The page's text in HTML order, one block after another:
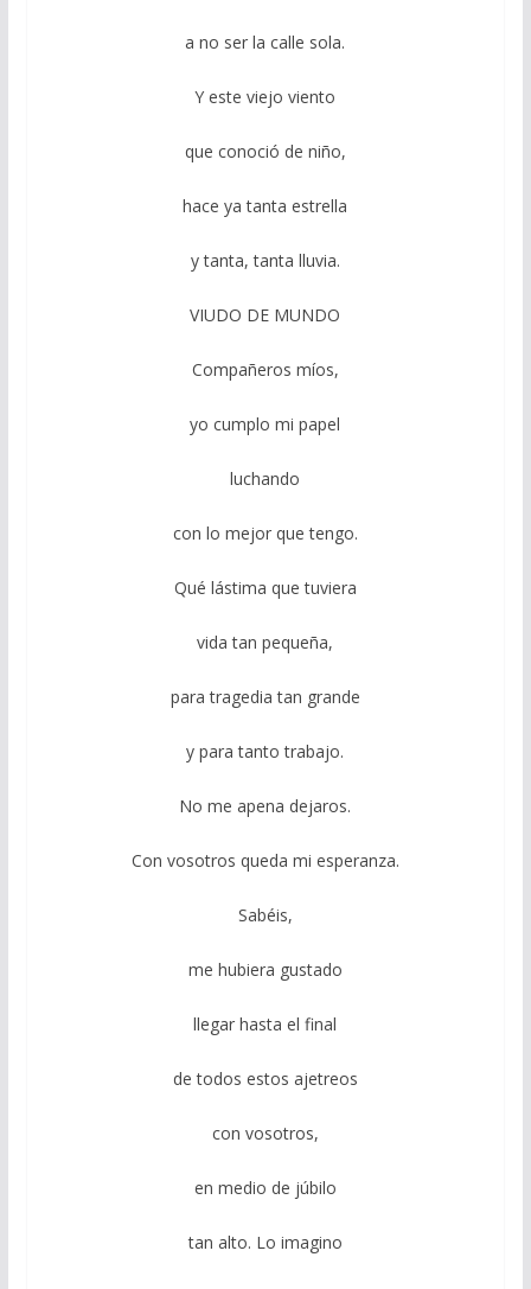
a no ser la calle sola.
Y este viejo viento
que conoció de niño,
hace ya tanta estrella
y tanta, tanta lluvia.
VIUDO DE MUNDO
Compañeros míos,
yo cumplo mi papel
luchando
con lo mejor que tengo.
Qué lástima que tuviera
vida tan pequeña,
para tragedia tan grande
y para tanto trabajo.
No me apena dejaros.
Con vosotros queda mi esperanza.
Sabéis,
me hubiera gustado
llegar hasta el final
de todos estos ajetreos
con vosotros,
en medio de júbilo
tan alto. Lo imagino